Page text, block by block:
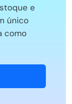
e
único
como